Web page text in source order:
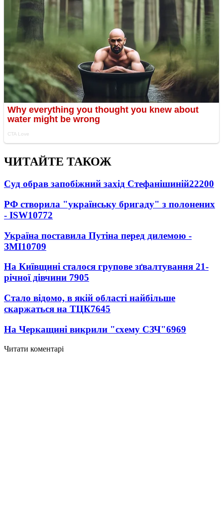
ЧИТАЙТЕ ТАКОЖ
Суд обрав запобіжний захід Стефанішиній22200
РФ створила "українську бригаду" з полонених
- ISW10772
Україна поставила Путіна перед дилемою -
ЗМІ10709
На Київщині сталося групове зґвалтування 21-
річної дівчини 7905
Стало відомо, в якій області найбільше
скаржаться на ТЦК7645
На Черкащині викрили "схему СЗЧ"6969
Читати коментарі